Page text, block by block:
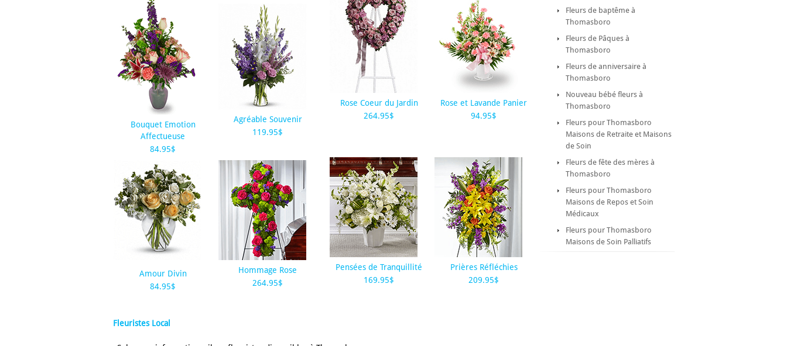
Bouquet Emotion
Affectueuse
84.95$
Agréable Souvenir
119.95$
Rose Coeur du Jardin
264.95$
Rose et Lavande Panier
94.95$
Amour Divin
84.95$
Hommage Rose
264.95$
Pensées de Tranquillité
169.95$
Prières Réfléchies
209.95$
Fleurs de baptême à
Thomasboro
Fleurs de Pâques à
Thomasboro
Fleurs de anniversaire à
Thomasboro
Nouveau bébé fleurs à
Thomasboro
Fleurs pour Thomasboro
Maisons de Retraite et Maisons
de Soin
Fleurs de fête des mères à
Thomasboro
Fleurs pour Thomasboro
Maisons de Repos et Soin
Médicaux
Fleurs pour Thomasboro
Maisons de Soin Palliatifs
Fleuristes Local